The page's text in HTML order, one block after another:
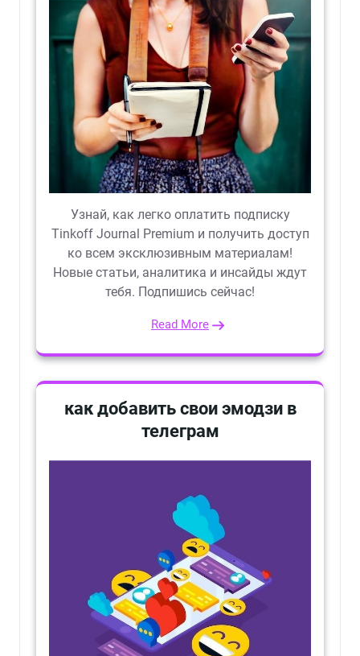
Узнай, как легко оплатить подписку
Tinkoff Journal Premium и получить доступ
ко всем эксклюзивным материалам!
Новые статьи, аналитика и инсайды ждут
тебя. Подпишись сейчас!
Read More
как добавить свои эмодзи в
телеграм